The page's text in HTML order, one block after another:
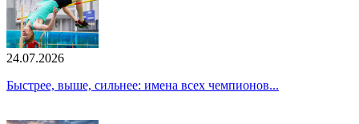
24.07.2026
Быстрее, выше, сильнее: имена всех чемпионов...